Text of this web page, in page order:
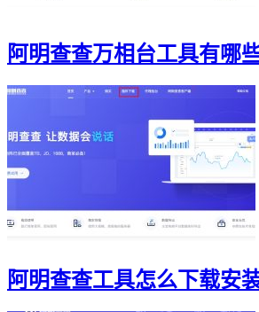
阿明查查万相台工具有哪
阿明查查工具怎么下载安